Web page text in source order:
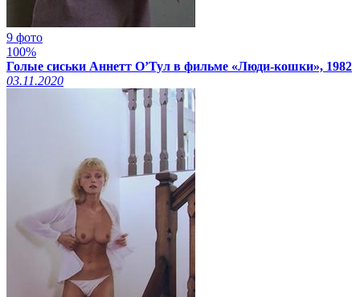
9 фото
100%
Голые сиськи Аннетт О’Тул в фильме «Люди-кошки», 1982
03.11.2020